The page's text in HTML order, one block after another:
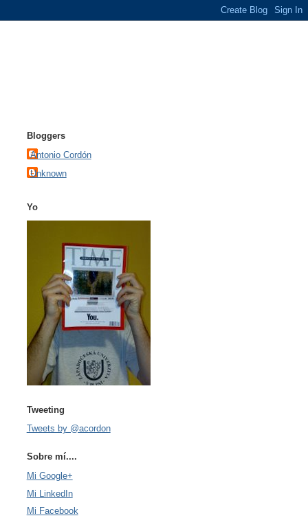
Bloggers
Antonio Cordón
Unknown
Yo
Tweeting
Tweets by @acordon
Sobre mí....
Mi Google+
Mi LinkedIn
Mi Facebook